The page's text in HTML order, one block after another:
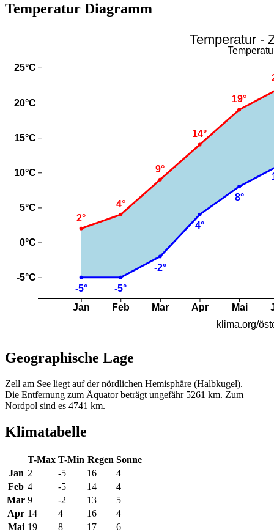
Temperatur Diagramm
Geographische Lage
Zell am See liegt auf der nördlichen Hemisphäre (Halbkugel).
Die Entfernung zum Äquator beträgt ungefähr 5261 km. Zum
Nordpol sind es 4741 km.
Klimatabelle
T-Max T-Min Regen Sonne
Jan 2 -5 16
4
Feb 4 -5 14
4
Mar 9 -2 13
5
Apr 14 4 16
4
Mai 19 8 17 6